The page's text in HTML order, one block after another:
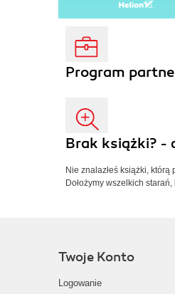
Program
Brak książki? -
Nie znalazłeś książki,
Dołożymy wszelkich
Twoje Konto
Logowanie